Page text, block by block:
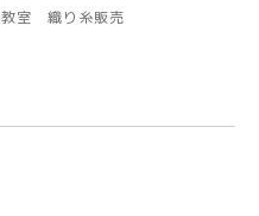
室 織り糸販売